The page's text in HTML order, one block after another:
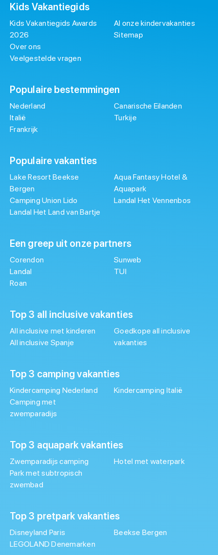
Kids Vakantiegids
Kids Vakantiegids Awards
2026
Over ons
Veelgestelde vragen
Al onze kindervakanties
Sitemap
Populaire bestemmingen
Nederland
Italië
Frankrijk
Canarische Eilanden
Turkije
Populaire vakanties
Lake Resort Beekse
Bergen
Camping Union Lido
Landal Het Land van Bartje
Aqua Fantasy Hotel &
Aquapark
Landal Het Vennenbos
Een greep uit onze partners
Corendon
Landal
Roan
Sunweb
TUI
Top 3 all inclusive vakanties
All inclusive met kinderen
All inclusive Spanje
Goedkope all inclusive
vakanties
Top 3 camping vakanties
Kindercamping Nederland
Camping met
zwemparadijs
Kindercamping Italië
Top 3 aquapark vakanties
Zwemparadijs camping
Park met subtropisch
zwembad
Hotel met waterpark
Top 3 pretpark vakanties
Disneyland Paris
LEGOLAND Denemarken
Beekse Bergen